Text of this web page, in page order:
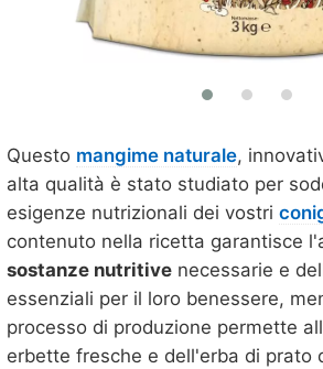
Questo mangime naturale,
alta qualità è stato studiato per
esigenze nutrizionali dei vostri
contenuto nella ricetta garantisce
sostanze nutritive necessarie e
essenziali per il loro benessere,
processo di produzione permette
erbette fresche e dell'erba di prato